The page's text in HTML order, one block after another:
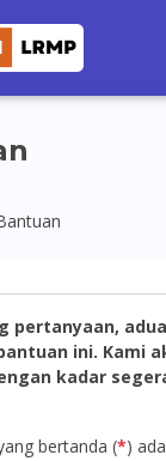
pertanyaan,
ini. Kami
kadar
bertanda (*)